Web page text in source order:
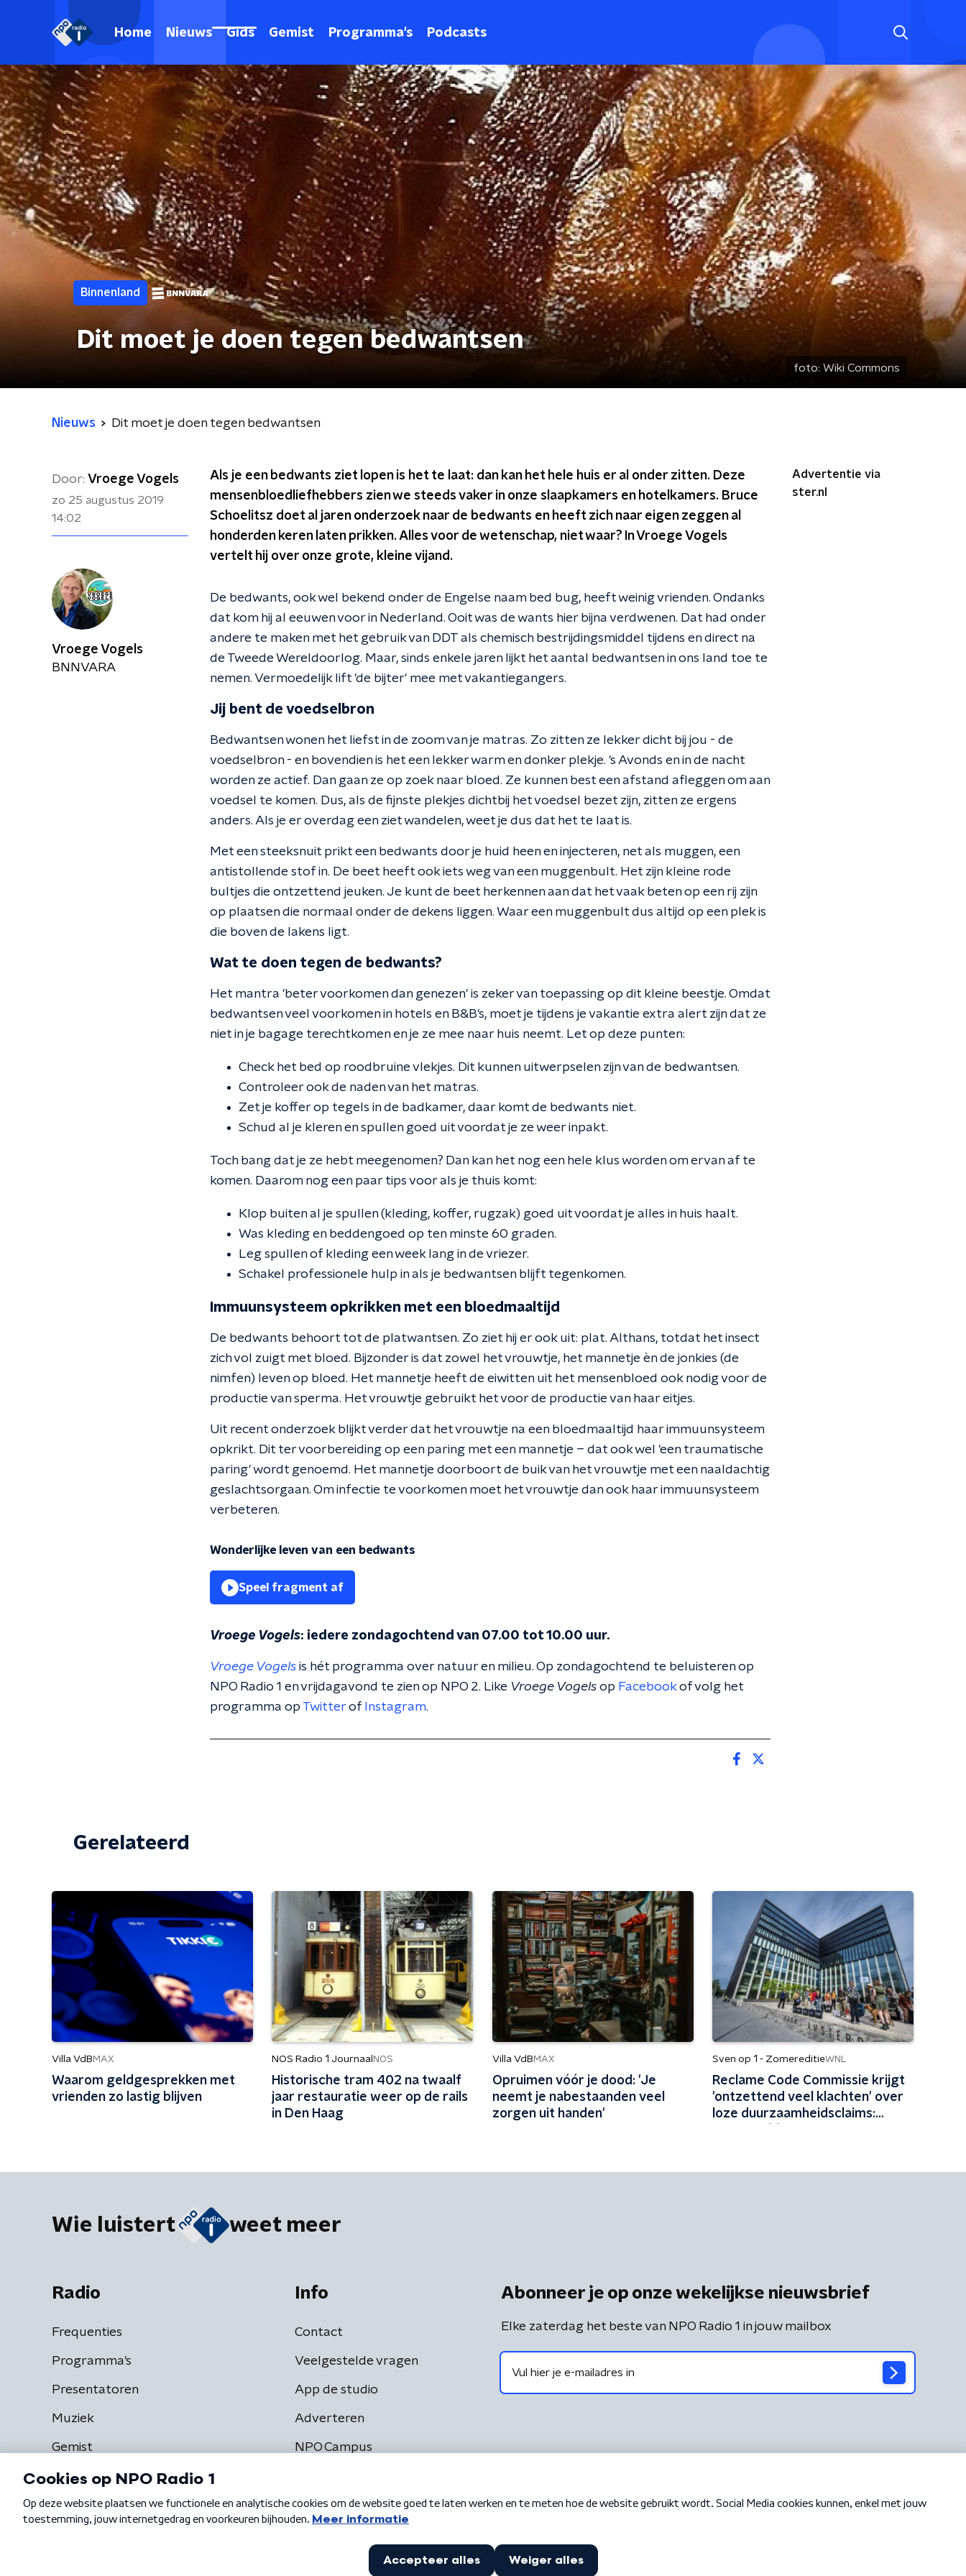
Home Nieuws Gids Gemist Programma's Podcasts
Binnenland
Dit moet je doen tegen bedwantsen
foto: Wiki Commons
Nieuws Dit moet je doen tegen bedwantsen
Door: Vroege Vogels
zo 25 augustus 2019
14:02
Als je een bedwants ziet lopen is het te laat: dan kan het hele huis er al onder zitten. Deze
mensenbloedliefhebbers zien we steeds vaker in onze slaapkamers en hotelkamers. Bruce
Schoelitsz doet al jaren onderzoek naar de bedwants en heeft zich naar eigen zeggen al
honderden keren laten prikken. Alles voor de wetenschap, niet waar? In Vroege Vogels
vertelt hij over onze grote, kleine vijand.
De bedwants, ook wel bekend onder de Engelse naam bed bug, heeft weinig vrienden. Ondanks
dat kom hij al eeuwen voor in Nederland. Ooit was de wants hier bijna verdwenen. Dat had onder
andere te maken met het gebruik van DDT als chemisch bestrijdingsmiddel tijdens en direct na
de Tweede Wereldoorlog. Maar, sinds enkele jaren lijkt het aantal bedwantsen in ons land toe te
nemen. Vermoedelijk lift 'de bijter' mee met vakantiegangers.
Jij bent de voedselbron
Bedwantsen wonen het liefst in de zoom van je matras. Zo zitten ze lekker dicht bij jou - de
voedselbron - en bovendien is het een lekker warm en donker plekje. 's Avonds en in de nacht
worden ze actief. Dan gaan ze op zoek naar bloed. Ze kunnen best een afstand afleggen om aan
voedsel te komen. Dus, als de fijnste plekjes dichtbij het voedsel bezet zijn, zitten ze ergens
anders. Als je er overdag een ziet wandelen, weet je dus dat het te laat is.
Met een steeksnuit prikt een bedwants door je huid heen en injecteren, net als muggen, een
antistollende stof in. De beet heeft ook iets weg van een muggenbult. Het zijn kleine rode
bultjes die ontzettend jeuken. Je kunt de beet herkennen aan dat het vaak beten op een rij zijn
op plaatsen die normaal onder de dekens liggen. Waar een muggenbult dus altijd op een plek is
die boven de lakens ligt.
Wat te doen tegen de bedwants?
Het mantra 'beter voorkomen dan genezen' is zeker van toepassing op dit kleine beestje. Omdat
bedwantsen veel voorkomen in hotels en B&B's, moet je tijdens je vakantie extra alert zijn dat ze
niet in je bagage terechtkomen en je ze mee naar huis neemt. Let op deze punten:
Check het bed op roodbruine vlekjes. Dit kunnen uitwerpselen zijn van de bedwantsen.
Controleer ook de naden van het matras.
Zet je koffer op tegels in de badkamer, daar komt de bedwants niet.
Schud al je kleren en spullen goed uit voordat je ze weer inpakt.
Toch bang dat je ze hebt meegenomen? Dan kan het nog een hele klus worden om ervan af te
komen. Daarom nog een paar tips voor als je thuis komt:
Klop buiten al je spullen (kleding, koffer, rugzak) goed uit voordat je alles in huis haalt.
Was kleding en beddengoed op ten minste 60 graden.
Leg spullen of kleding een week lang in de vriezer.
Schakel professionele hulp in als je bedwantsen blijft tegenkomen.
Immuunsysteem opkrikken met een bloedmaaltijd
De bedwants behoort tot de platwantsen. Zo ziet hij er ook uit: plat. Althans, totdat het insect
zich vol zuigt met bloed. Bijzonder is dat zowel het vrouwtje, het mannetje èn de jonkies (de
nimfen) leven op bloed. Het mannetje heeft de eiwitten uit het mensenbloed ook nodig voor de
productie van sperma. Het vrouwtje gebruikt het voor de productie van haar eitjes.
Uit recent onderzoek blijkt verder dat het vrouwtje na een bloedmaaltijd haar immuunsysteem
opkrikt. Dit ter voorbereiding op een paring met een mannetje – dat ook wel 'een traumatische
paring' wordt genoemd. Het mannetje doorboort de buik van het vrouwtje met een naaldachtig
geslachtsorgaan. Om infectie te voorkomen moet het vrouwtje dan ook haar immuunsysteem
verbeteren.
Wonderlijke leven van een bedwants
Speel fragment af
Vroege Vogels: iedere zondagochtend van 07.00 tot 10.00 uur.
Vroege Vogels is hét programma over natuur en milieu. Op zondagochtend te beluisteren op
NPO Radio 1 en vrijdagavond te zien op NPO 2. Like Vroege Vogels op Facebookof volg het
programma op Twitter of Instagram.
Advertentie via
ster.nl
Vroege Vogels
BNNVARA
Gerelateerd
Villa VdB MAX
Waarom geldgesprekken met
vrienden zo lastig blijven
NOS Radio 1 Journaal NOS
Historische tram 402 na twaalf
jaar restauratie weer op de rails
in Den Haag
Villa VdB MAX
Opruimen vóór je dood: 'Je
neemt je nabestaanden veel
zorgen uit handen'
Sven op 1 - ZomereditieWNL
Reclame Code Commissie krijgt
'ontzettend veel klachten' over
loze duurzaamheidsclaims:
Wie luistert weet meer
Radio
Frequenties
Programma's
Presentatoren
Muziek
Gemist
Info
Contact
Veelgestelde vragen
App de studio
Adverteren
NPO Campus
Abonneer je op onze wekelijkse nieuwsbrief
Elke zaterdag het beste van NPO Radio 1 in jouw mailbox
Algemene voorwaarden Privacybeleid